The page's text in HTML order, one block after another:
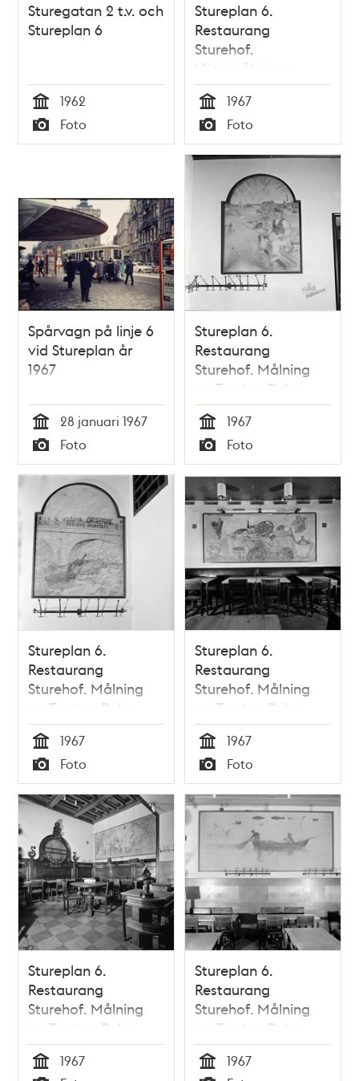
Sturegatan 2 t.v. och
Stureplan 6
Tid
1962
Typ
Foto
Stureplan 6.
Restaurang
Sturehof.
Väggmålningen
""Snäckan""
Tid
1967
Typ
Foto
Spårvagn på linje 6
vid Stureplan år
1967
Tid
28 januari 1967
Typ
Foto
Stureplan 6.
Restaurang
Sturehof. Målning
av Torsten Palm
Tid
1967
Typ
Foto
Stureplan 6.
Restaurang
Sturehof. Målning
av Torsten Palm
Tid
1967
Typ
Foto
Stureplan 6.
Restaurang
Sturehof. Målning
av Torsten Palm
Tid
1967
Typ
Foto
Stureplan 6.
Restaurang
Sturehof. Målning
av Torsten Palm
1967
Stureplan 6.
Restaurang
Sturehof. Målning
av Torsten Palm
1967